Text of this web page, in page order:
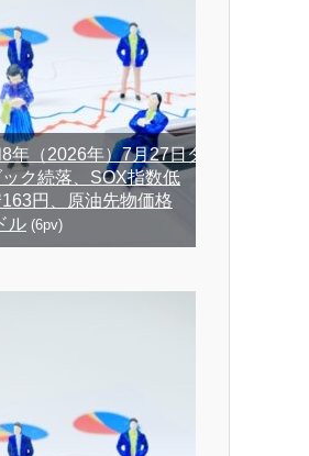
年（2026年）7月27日ダ
ク続落、SOX指数低
円、原油先物価格
ル (6pv)